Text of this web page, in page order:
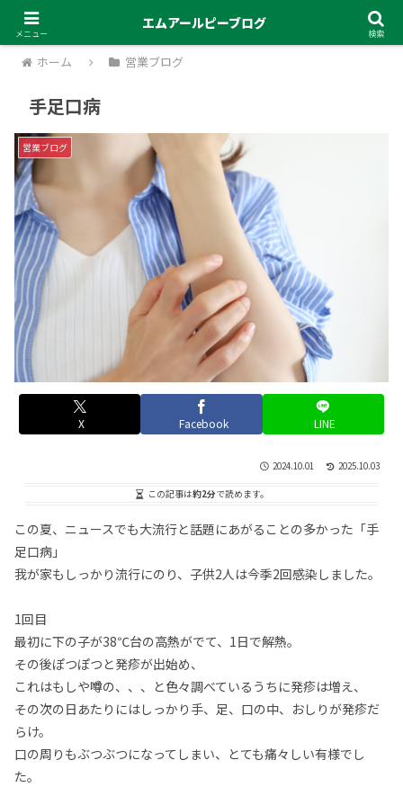
ホーム 営業ブログ
手足口病
営業ブログ
X Facebook LINE
2024.10.01 2025.10.03
この記事は約2分で読めます。
この夏、ニュースでも大流行と話題にあがることの多かった「手
足口病」
我が家もしっかり流行にのり、子供2人は今季2回感染しました。
1回目
最初に下の子が38℃台の高熱がでて、1日で解熱。
その後ぽつぽつと発疹が出始め、
これはもしや噂の、、、と色々調べているうちに発疹は増え、
その次の日あたりにはしっかり手、足、口の中、おしりが発疹だ
らけ。
口の周りもぶつぶつになってしまい、とても痛々しい有様でし
た。
メニュー
エムアールピーブログ
検索